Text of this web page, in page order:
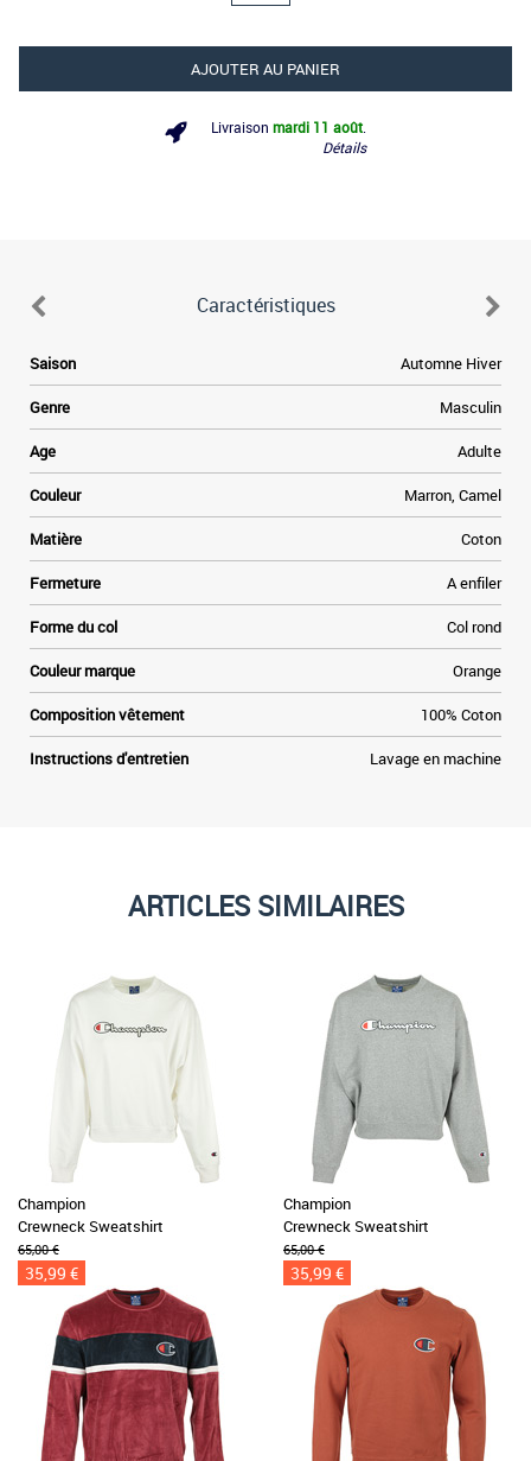
AJOUTER AU PANIER
Livraison mardi 11 août
Détails
Caractéristiques
Saison Automne Hiver
Genre Masculin
Age Adulte
Couleur Marron, Camel
Matière Coton
Fermeture A enfiler
Forme du col Col rond
Couleur marque Orange
Composition vêtement 100% Coton
Instructions d'entretien Lavage en machine
ARTICLES SIMILAIRES
Champion
Crewneck Sweatshirt
65,00 €
35,99 €
Champion
Crewneck Sweatshirt
65,00 €
35,99 €